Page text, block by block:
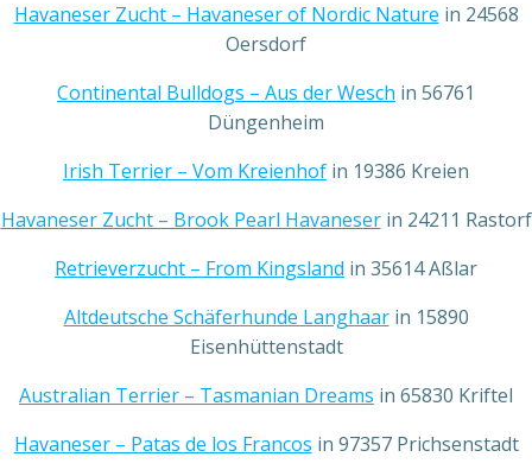
Havaneser Zucht – Havaneser of Nordic Nature in 24568
Oersdorf
Continental Bulldogs – Aus der Wesch in 56761
Düngenheim
Irish Terrier – Vom Kreienhof in 19386 Kreien
Havaneser Zucht – Brook Pearl Havaneserin 24211 Rastorf
Retrieverzucht – From Kingsland in 35614 Aßlar
Altdeutsche Schäferhunde Langhaarin 15890
Eisenhüttenstadt
Australian Terrier – Tasmanian Dreams in 65830 Kriftel
Havaneser – Patas de los Francos in 97357 Prichsenstadt